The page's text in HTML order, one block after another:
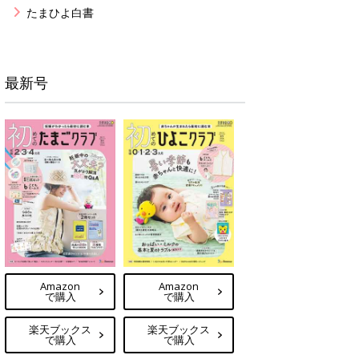
たまひよ白書
最新号
Amazon
で購入
楽天ブックス
で購入
Amazon
で購入
楽天ブックス
で購入